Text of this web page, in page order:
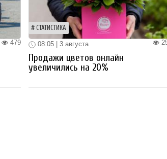
479
СТАТИСТИКА
08:05 | 3 августа
Продажи цветов онлайн
увеличились на 20%